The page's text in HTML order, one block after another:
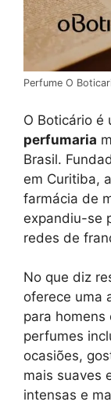
Perfume O
O Boticário é
perfumaria
Brasil.
em Curitiba,
farmácia de
expandiu-se
redes de
No que diz
oferece uma
para homens
perfumes
ocasiões,
mais suaves
intensas e